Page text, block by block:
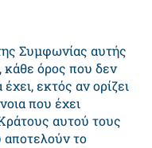
Συμφωνίας αυτής
κάθε όρος που δεν
εκτός αν ορίζει
που έχει
αυτού τους
το